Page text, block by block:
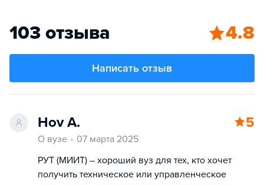
103 отзыва 4.8
Написать отзыв
Hov A. 5
О вузе
07 марта 2025
РУТ (МИИТ) – хороший вуз для тех, кто хочет
получить техническое или управленческое